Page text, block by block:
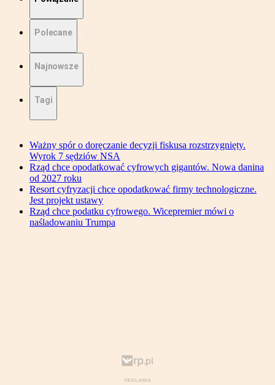
Polecane
Najnowsze
Tagi
Ważny spór o doręczanie decyzji fiskusa rozstrzygnięty.
Wyrok 7 sędziów NSA
Rząd chce opodatkować cyfrowych gigantów. Nowa danina
od 2027 roku
Resort cyfryzacji chce opodatkować firmy technologiczne.
Jest projekt ustawy
Rząd chce podatku cyfrowego. Wicepremier mówi o
naśladowaniu Trumpa